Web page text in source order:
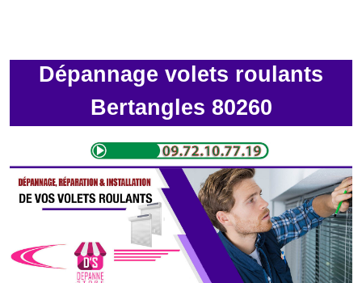
Dépannage volets roulants
Bertangles 80260